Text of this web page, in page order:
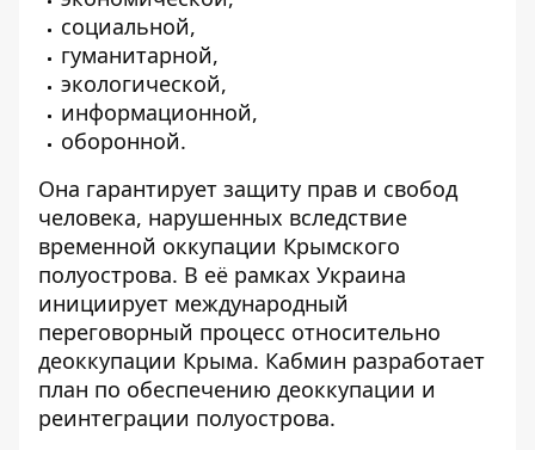
социальной,
гуманитарной,
экологической,
информационной,
оборонной.
Она гарантирует защиту прав и свобод
человека, нарушенных вследствие
временной оккупации Крымского
полуострова. В её рамках Украина
инициирует международный
переговорный процесс относительно
деоккупации Крыма. Кабмин разработает
план по обеспечению деоккупации и
реинтеграции полуострова.